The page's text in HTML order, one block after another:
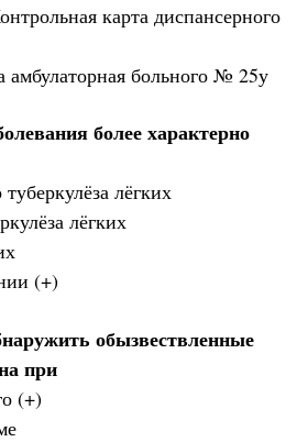
карта диспансерного
амбулаторная больного № 25у
более характерно
лёгких
лёгких
(+)
обызвествленные
при
(+)